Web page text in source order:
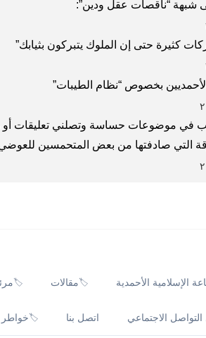
شبهة “ناقصات عقل ودين”:
كثيرة حتى إن الملوك يتبركون بثيابك”
الأحمديين بخصوص “نظام الطيبات”
في موضوعات حساسة وتصلني تعليقات أو
التي صادفتها من بعض المتحمسين للعوضي
الإسلامية الأحمدية 🏷️مقالات 🏷️
الاجتماعي اتصل بنا 🏷️خواطر